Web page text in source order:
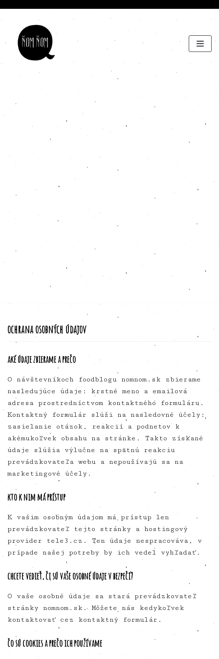
Preskočiť
obsah
ochrana osobných údajov
aké údaje zbierame a prečo
O návštevníkoch foodblogu nomnom.sk zbierame
nasledujúce údaje: krstné meno a emailová
adresa prostredníctvom kontaktného formuláru.
Kontaktný formulár slúži na nasledovné účely:
zasielanie otázok, reakcií a podnetov k
akémukoľvek obsahu na stránke. Takto získané
údaje slúžia výlučne na spätnú reakciu
prevádzkovateľa webu a nepoužívajú sa na
marketingové účely.
kto k nim má prístup
K vašim osobným údajom má prístup len
prevádzkovateľ tejto stránky a hostingový
provider tele3.cz. Ten údaje nespracováva, v
prípade našej potreby by ich vedel vyhľadať.
chcete vedieť, či sú vaše osobné údaje v bezpečí?
O vaše osobné údaje sa stará prevádzkovateľ
stránky nomnom.sk. Môžete nás kedykoľvek
kontaktovať cez kontaktný formulár.
čo sú cookies a prečo ich používame